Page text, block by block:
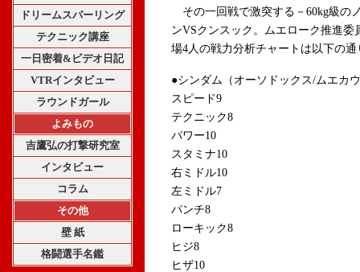
ドリームスパーリング
テクニック講座
一日密着&ビデオ日記
VTRインタビュー
ラウンドガール
よみもの
吉鷹弘の打撃研究室
インタビュー
コラム
その他
壁 紙
格闘選手名鑑
その一回戦で激突する－60kg級の
ンVSクンスック。ムエローク推進
場4人の戦力分析チャートは以下の
●シンダム（オーソドックス/ムエカ
スピード9
テクニック8
パワー10
スタミナ10
右ミドル10
左ミドル7
パンチ8
ローキック8
ヒジ8
ヒザ10